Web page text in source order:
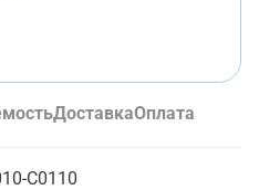
ДоставкаОплата
C0110